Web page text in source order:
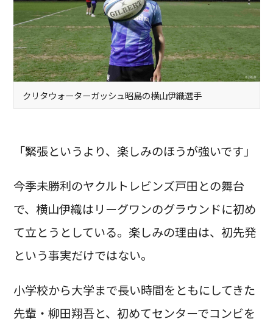
クリタウォーターガッシュ昭島の横山伊織選手
「緊張というより、楽しみのほうが強いです」
今季未勝利のヤクルトレビンズ戸田との舞台
で、横山伊織はリーグワンのグラウンドに初め
て立とうとしている。楽しみの理由は、初先発
という事実だけではない。
小学校から大学まで長い時間をともにしてきた
先輩・柳田翔吾と、初めてセンターでコンビを